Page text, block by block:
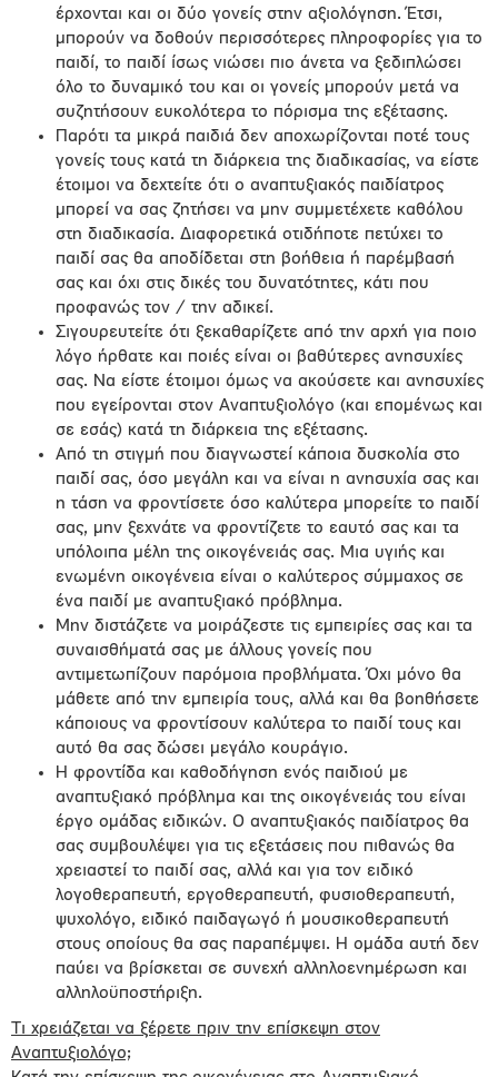
έρχονται και οι δύο γονείς στην αξιολόγηση. Έτσι,
μπορούν να δοθούν περισσότερες πληροφορίες για το
παιδί, το παιδί ίσως νιώσει πιο άνετα να ξεδιπλώσει
όλο το δυναμικό του και οι γονείς μπορούν μετά να
συζητήσουν ευκολότερα το πόρισμα της εξέτασης.
Παρότι τα μικρά παιδιά δεν αποχωρίζονται ποτέ τους
γονείς τους κατά τη διάρκεια της διαδικασίας, να είστε
έτοιμοι να δεχτείτε ότι ο αναπτυξιακός παιδίατρος
μπορεί να σας ζητήσει να μην συμμετέχετε καθόλου
στη διαδικασία. Διαφορετικά οτιδήποτε πετύχει το
παιδί σας θα αποδίδεται στη βοήθεια ή παρέμβασή
σας και όχι στις δικές του δυνατότητες, κάτι που
προφανώς τον / την αδικεί.
Σιγουρευτείτε ότι ξεκαθαρίζετε από την αρχή για ποιο
λόγο ήρθατε και ποιές είναι οι βαθύτερες ανησυχίες
σας. Να είστε έτοιμοι όμως να ακούσετε και ανησυχίες
που εγείρονται στον Αναπτυξιολόγο (και επομένως και
σε εσάς) κατά τη διάρκεια της εξέτασης.
Από τη στιγμή που διαγνωστεί κάποια δυσκολία στο
παιδί σας, όσο μεγάλη και να είναι η ανησυχία σας και
η τάση να φροντίσετε όσο καλύτερα μπορείτε το παιδί
σας, μην ξεχνάτε να φροντίζετε το εαυτό σας και τα
υπόλοιπα μέλη της οικογένειάς σας. Μια υγιής και
ενωμένη οικογένεια είναι ο καλύτερος σύμμαχος σε
ένα παιδί με αναπτυξιακό πρόβλημα.
Μην διστάζετε να μοιράζεστε τις εμπειρίες σας και τα
συναισθήματά σας με άλλους γονείς που
αντιμετωπίζουν παρόμοια προβλήματα. Όχι μόνο θα
μάθετε από την εμπειρία τους, αλλά και θα βοηθήσετε
κάποιους να φροντίσουν καλύτερα το παιδί τους και
αυτό θα σας δώσει μεγάλο κουράγιο.
Η φροντίδα και καθοδήγηση ενός παιδιού με
αναπτυξιακό πρόβλημα και της οικογένειάς του είναι
έργο ομάδας ειδικών. Ο αναπτυξιακός παιδίατρος θα
σας συμβουλέψει για τις εξετάσεις που πιθανώς θα
χρειαστεί το παιδί σας, αλλά και για τον ειδικό
λογοθεραπευτή, εργοθεραπευτή, φυσιοθεραπευτή,
ψυχολόγο, ειδικό παιδαγωγό ή μουσικοθεραπευτή
στους οποίους θα σας παραπέμψει. Η ομάδα αυτή δεν
παύει να βρίσκεται σε συνεχή αλληλοενημέρωση και
αλληλοϋποστήριξη.
Τι χρειάζεται να ξέρετε πριν την επίσκεψη στον
Αναπτυξιολόγο;